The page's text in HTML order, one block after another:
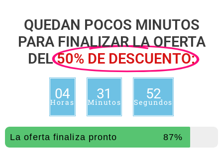
QUEDAN POCOS MINUTOS
PARA FINALIZAR LA OFERTA
DEL50% DE DESCUENTO:
04
Horas
31
Minutos
51
Segundos
La oferta finaliza pronto 87%